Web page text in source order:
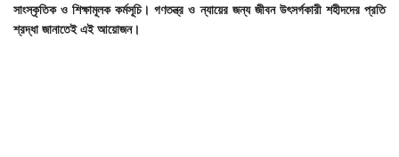
সাংস্কৃতিকওশিক্ষামূলককর্মসূচি।গণতন্ত্রওন্যায়ের জন্য জীবন উৎসর্গকারী শহীদদেরপ্রতি
শ্রদ্ধাজানাতেইএইআয়োজন।